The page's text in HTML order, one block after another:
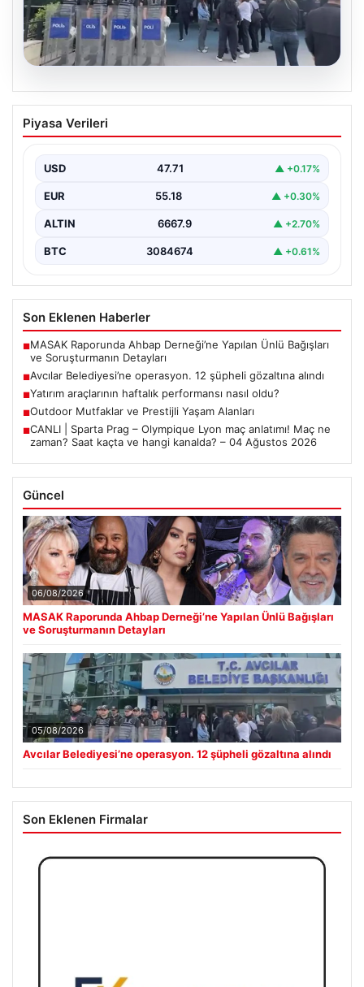
05.08.2026
Avcılar Belediyesi’ne operasyon. 12
şüpheli gözaltına alındı
Piyasa Verileri
USD 47.71 ▲ +0.17%
EUR 55.18 ▲ +0.30%
ALTIN 6667.9 ▲ +2.70%
BTC 3084674 ▲ +0.61%
Son Eklenen Haberler
■MASAK Raporunda Ahbap Derneği’ne Yapılan Ünlü Bağışları
ve Soruşturmanın Detayları
■Avcılar Belediyesi’ne operasyon. 12 şüpheli gözaltına alındı
■Yatırım araçlarının haftalık performansı nasıl oldu?
■Outdoor Mutfaklar ve Prestijli Yaşam Alanları
■CANLI | Sparta Prag – Olympique Lyon maç anlatımı! Maç ne
zaman? Saat kaçta ve hangi kanalda? – 04 Ağustos 2026
Güncel
06/08/2026
MASAK Raporunda Ahbap Derneği’ne Yapılan Ünlü Bağışları
ve Soruşturmanın Detayları
05/08/2026
Avcılar Belediyesi’ne operasyon. 12 şüpheli gözaltına alındı
Son Eklenen Firmalar